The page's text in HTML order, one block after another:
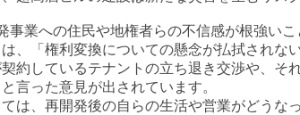
業への住民や地権者らの不信感が根強いこ
、「権利変換についての懸念が払拭されな
約しているテナントの立ち退き交渉や、
言った意見が出されています。
は、再開発後の自らの生活や営業がどうな